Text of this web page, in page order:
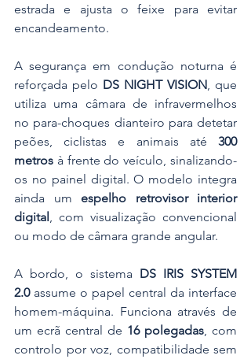
estrada e ajusta o feixe para evitar
encandeamento.
A segurança em condução noturna é
reforçada pelo DS NIGHT VISION, que
utiliza uma câmara de infravermelhos
no para-choques dianteiro para detetar
peões, ciclistas e animais até 300
metros à frente do veículo, sinalizando-
os no painel digital. O modelo integra
ainda um espelho retrovisor interior
digital, com visualização convencional
ou modo de câmara grande angular.
A bordo, o sistema DS IRIS SYSTEM
2.0 assume o papel central da interface
homem-máquina. Funciona através de
um ecrã central de 16 polegadas, com
controlo por voz, compatibilidade sem